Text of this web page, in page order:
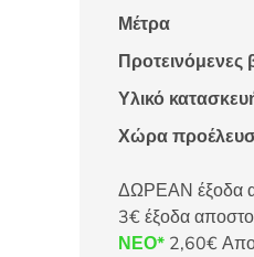
Μέτρα
Προτεινόμενες
Υλικό
Χώρα
ΔΩΡΕΑΝ έξοδα
3€ έξοδα
ΝΕΟ* 2,60€